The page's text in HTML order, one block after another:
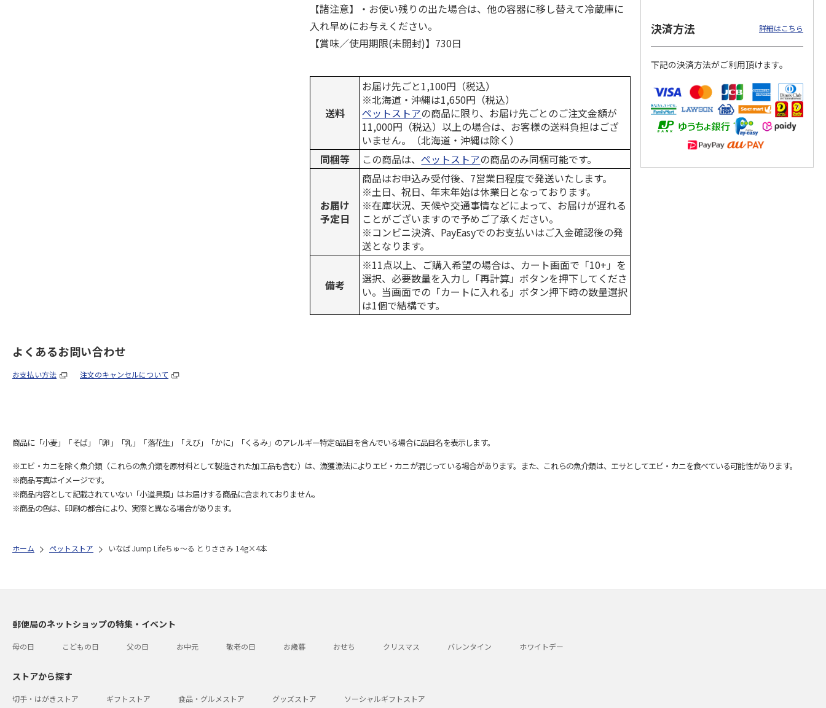
【諸注意】・お使い残りの出た場合は、他の容器に移し替えて冷蔵庫に
入れ早めにお与えください。
【賞味／使用期限(未開封)】730日
送料
お届け先ごと1,100円（税込）
※北海道・沖縄は1,650円（税込）
ペットストアの商品に限り、お届け先ごとのご注文金額が
11,000円（税込）以上の場合は、お客様の送料負担はござ
いません。（北海道・沖縄は除く）
同梱等
この商品は、ペットストアの商品のみ同梱可能です。
お届け
予定日
商品はお申込み受付後、7営業日程度で発送いたします。
※土日、祝日、年末年始は休業日となっております。
※在庫状況、天候や交通事情などによって、お届けが遅れる
ことがございますので予めご了承ください。
※コンビニ決済、PayEasyでのお支払いはご入金確認後の発
送となります。
備考
※11点以上、ご購入希望の場合は、カート画面で「10+」を
選択、必要数量を入力し「再計算」ボタンを押下してくださ
い。当画面での「カートに入れる」ボタン押下時の数量選択
は1個で結構です。
決済方法 詳細はこちら
下記の決済方法がご利用頂けます。
よくあるお問い合わせ
お支払い方法 注文のキャンセルについて
商品に「小麦」「そば」「卵」「乳」「落花生」「えび」「かに」「くるみ」のアレルギー特定8品目を含んでいる場合に品目名を表示します。
※エビ・カニを除く魚介類（これらの魚介類を原材料として製造された加工品も含む）は、漁獲漁法によりエビ・カニが混じっている場合があります。また、これらの魚介類は、エサとしてエビ・カニを食べている可能性があります。
※商品写真はイメージです。
※商品内容として記載されていない「小道具類」はお届けする商品に含まれておりません。
※商品の色は、印刷の都合により、実際と異なる場合があります。
ホーム ペットストア いなば Jump Lifeちゅ～る とりささみ 14g×4本
郵便局のネットショップの特集・イベント
母の日 こどもの日 父の日 お中元 敬老の日 お歳暮 おせち クリスマス バレンタイン ホワイトデー
ストアから探す
切手・はがきストア ギフトストア 食品・グルメストア グッズストア ソーシャルギフトストア